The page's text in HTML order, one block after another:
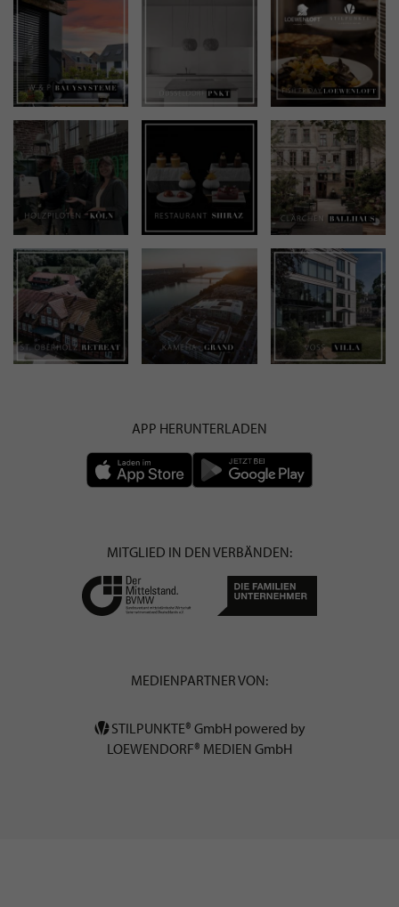
APP HERUNTERLADEN
MITGLIED IN DEN VERBÄNDEN:
MEDIENPARTNER VON:
STILPUNKTE® GmbH powered by
LOEWENDORF® MEDIEN GmbH